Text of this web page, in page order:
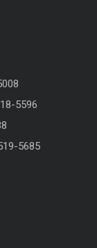
5596
5685